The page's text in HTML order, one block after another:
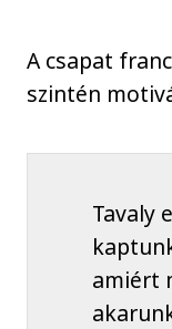
A csapat
szintén
Tavaly
amiért